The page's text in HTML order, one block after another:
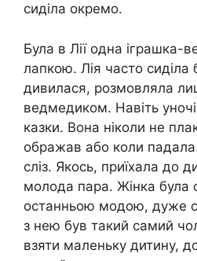
сиділа окремо.
Була в Лії одна іграшка-
лапкою. Лія часто сиділа
дивилася, розмовляла
ведмедиком. Навіть
казки. Вона ніколи не
ображав або коли падала.
сліз. Якось, приїхала до
молода пара. Жінка була
останньою модою, дуже
з нею був такий самий
взяти маленьку дитину,